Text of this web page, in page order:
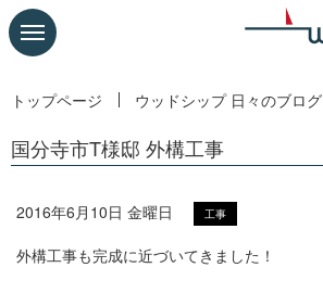
トップページ ウッドシップ 日々のブログ
国分寺市T様邸 外構工事
2016年6月10日 金曜日 工事
外構工事も完成に近づいてきました！